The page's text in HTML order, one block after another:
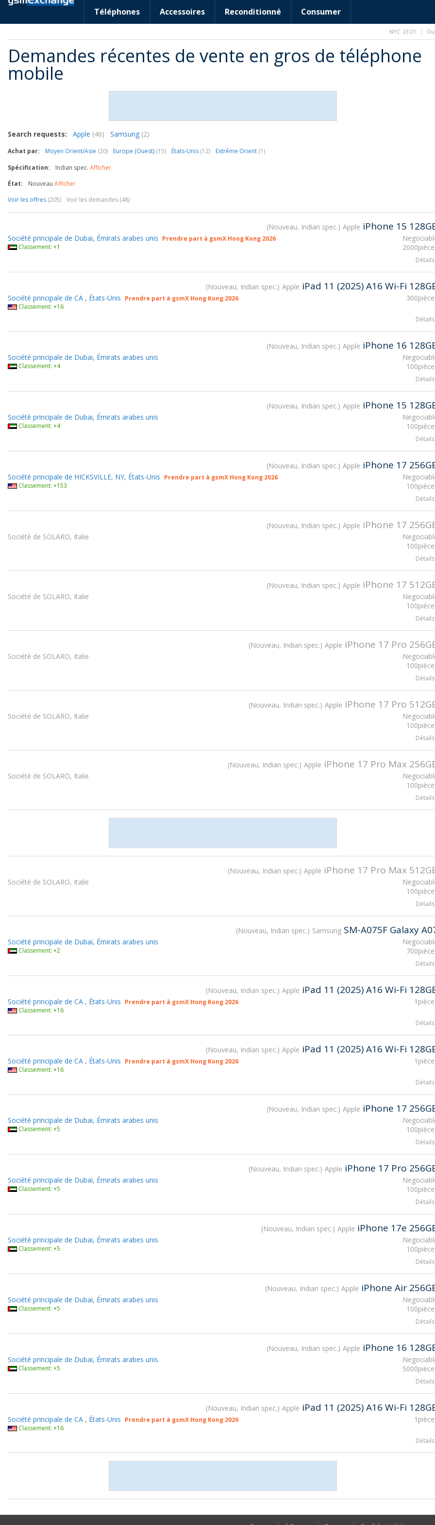
Téléphones Accessoires Reconditionné Consumer
Demandes récentes de vente en gros de téléphone
mobile
Search requests: Apple (46) Samsung (2)
Achat par: Moyen Orient/Asie (20) Europe (Ouest) (15) États-Unis (12) Extrême Orient (1)
Spécification:
Indian spec. Afficher
État:
Nouveau Afficher
Voir les offres (205) Voir les demandes (48)
Nouveau, Indian spec. Apple iPhone 15
Société principale de Dubai, Émirats arabes unis Prendre part à gsmX Hong Kong 2026
Classement: +1
Détails
Nouveau, Indian spec. Apple iPad 11 (2025) A16 Wi-Fi
Société principale de CA , États-Unis Prendre part à gsmX Hong Kong 2026
Classement: +16
Détails
Nouveau, Indian spec. Apple iPhone 16
Société principale de Dubai, Émirats arabes unis
Classement: +4
Détails
Nouveau, Indian spec. Apple iPhone 15
Société principale de Dubai, Émirats arabes unis
Classement: +4
Détails
Nouveau, Indian spec. Apple iPhone 17
Société principale de HICKSVILLE, NY, États-Unis Prendre part à gsmX Hong Kong 2026
Classement: +153
Détails
Nouveau, Indian spec. Apple iPhone 17
Société de SOLARO, Italie
Détails
Nouveau, Indian spec. Apple iPhone 17
Société de SOLARO, Italie
Détails
Nouveau, Indian spec. Apple iPhone 17 Pro
Société de SOLARO, Italie
Détails
Nouveau, Indian spec. Apple iPhone 17 Pro
Société de SOLARO, Italie
Détails
Nouveau, Indian spec. Apple iPhone 17 Pro Max
Société de SOLARO, Italie
Détails
Nouveau, Indian spec. Apple iPhone 17 Pro Max
Société de SOLARO, Italie
Détails
Nouveau, Indian spec. Samsung SM-A075F Galaxy
Société principale de Dubai, Émirats arabes unis
Classement: +2
Détails
Nouveau, Indian spec. Apple iPad 11 (2025) A16 Wi-Fi
Société principale de CA , États-Unis Prendre part à gsmX Hong Kong 2026
Classement: +16
Détails
Nouveau, Indian spec. Apple iPad 11 (2025) A16 Wi-Fi
Société principale de CA , États-Unis Prendre part à gsmX Hong Kong 2026
Classement: +16
Détails
Nouveau, Indian spec. Apple iPhone 17
Société principale de Dubai, Émirats arabes unis
Classement: +5
Détails
Nouveau, Indian spec. Apple iPhone 17 Pro
Société principale de Dubai, Émirats arabes unis
Classement: +5
Détails
Nouveau, Indian spec. Apple iPhone 17e
Société principale de Dubai, Émirats arabes unis
Classement: +5
Détails
Nouveau, Indian spec. Apple iPhone Air
Société principale de Dubai, Émirats arabes unis
Classement: +5
Détails
Nouveau, Indian spec. Apple iPhone 16
Société principale de Dubai, Émirats arabes unis
Classement: +5
Détails
Nouveau, Indian spec. Apple iPad 11 (2025) A16 Wi-Fi
Société principale de CA , États-Unis Prendre part à gsmX Hong Kong 2026
Classement: +16
Détails
NYC 23:21